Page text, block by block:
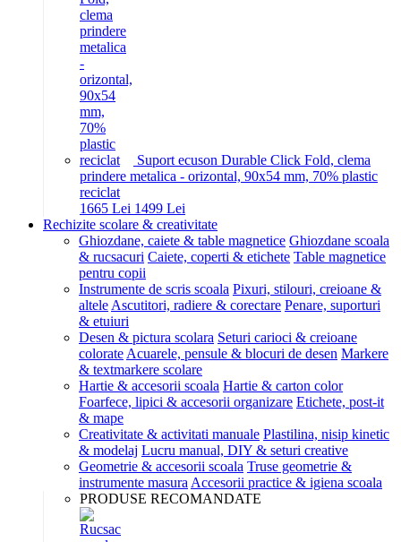
Suport ecuson Durable Click Fold, clema
prindere metalica - orizontal, 90x54 mm, 70% plastic
reciclat
1665 Lei 1499 Lei
Rechizite scolare & creativitate
Ghiozdane, caiete & table magnetice Ghiozdane scoala
& rucsacuri Caiete, coperti & etichete Table magnetice
pentru copii
Instrumente de scris scoala Pixuri, stilouri, creioane &
altele Ascutitori, radiere & corectare Penare, suporturi
& etuiuri
Desen & pictura scolara Seturi carioci & creioane
colorate Acuarele, pensule & blocuri de desen Markere
& textmarkere scolare
Hartie & accesorii scoala Hartie & carton color
Foarfece, lipici & accesorii organizare Etichete, post-it
& mape
Creativitate & activitati manuale Plastilina, nisip kinetic
& modelaj Lucru manual, DIY & seturi creative
Geometrie & accesorii scoala Truse geometrie &
instrumente masura Accesorii practice & igiena scoala
PRODUSE RECOMANDATE